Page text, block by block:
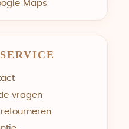
Maps
vragen